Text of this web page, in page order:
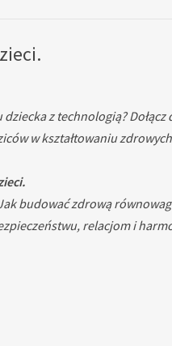
z technologią?
w kształtowaniu
budować zdrową
relacjom i